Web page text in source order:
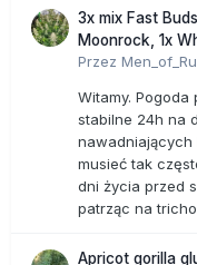
3x mix Fast
Moonrock, 1x
Przez
Witamy. Pogoda
stabilne 24h na
nawadniających
musieć tak
dni życia przed
patrząc na
Apricot gorilla